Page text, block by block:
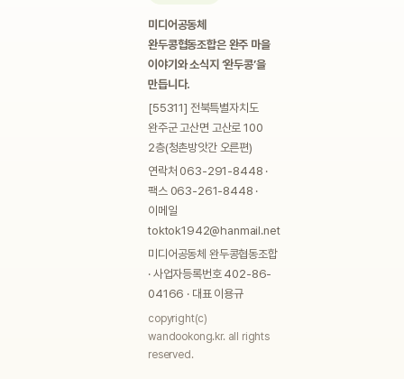
미디어공동체
완두콩협동조합은 완주 마을
이야기와 소식지 ‘완두콩’을
만듭니다.
[55311] 전북특별자치도
완주군 고산면 고산로 100
2층(청촌방앗간 오른편)
연락처 063-291-8448 ·
팩스 063-261-8448 ·
이메일
toktok1942@hanmail.net
미디어공동체 완두콩협동조합
· 사업자등록번호 402-86-
04166 · 대표 이용규
copyright(c)
wandookong.kr. all rights
reserved.